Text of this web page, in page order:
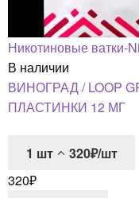
Никотиновые ватки-
В наличии
ВИНОГРАД / LOOP
ПЛАСТИНКИ 12 МГ
1 шт
320₽/шт
320₽